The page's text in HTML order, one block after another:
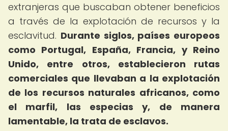
extranjeras que buscaban obtener beneficios
a través de la explotación de recursos y la
esclavitud. Durante siglos, países europeos
como Portugal, España, Francia, y Reino
Unido, entre otros, establecieron rutas
comerciales que llevaban a la explotación
de los recursos naturales africanos, como
el marfil, las especias y, de manera
lamentable, la trata de esclavos.